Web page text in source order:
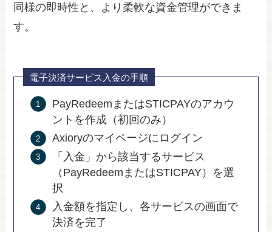
同様の即時性と、より柔軟な資金管理ができま
す。
電子決済サービス入金の手順
PayRedeemまたはSTICPAYのアカウ
ントを作成（初回のみ）
Axioryのマイページにログイン
「入金」から該当するサービス
（PayRedeemまたはSTICPAY）を選
択
入金額を指定し、各サービスの画面で
決済を完了